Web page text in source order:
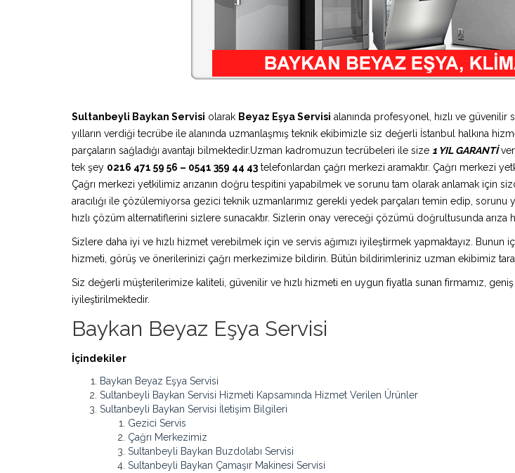
Sultanbeyli Baykan Servisi olarak Beyaz Eşya Servisi alanında profesyonel, hızlı ve
yılların verdiği tecrübe ile alanında uzmanlaşmış teknik ekibimizle siz değerli İstanbul halkına
parçaların sağladığı avantajı bilmektedir.Uzman kadromuzun tecrübeleri ile size 1 YIL GARANTİ
tek şey 0216 471 59 56 – 0541 359 44 43 telefonlardan çağrı merkezi aramaktır. Çağrı merkezi
Çağrı merkezi yetkilimiz arızanın doğru tespitini yapabilmek ve sorunu tam olarak anlamak için
aracılığı ile çözülemiyorsa gezici teknik uzmanlarımız gerekli yedek parçaları temin edip,
hızlı çözüm alternatiflerini sizlere sunacaktır. Sizlerin onay vereceği çözümü doğrultusunda arıza
Sizlere daha iyi ve hızlı hizmet verebilmek için ve servis ağımızı iyileştirmek yapmaktayız.
hizmeti, görüş ve önerilerinizi çağrı merkezimize bildirin. Bütün bildirimleriniz uzman ekibimiz
Siz değerli müşterilerimize kaliteli, güvenilir ve hızlı hizmeti en uygun fiyatla sunan firmamız,
iyileştirilmektedir.
Baykan Beyaz Eşya Servisi
İçindekiler
Baykan Beyaz Eşya Servisi
Sultanbeyli Baykan Servisi Hizmeti Kapsamında Hizmet Verilen Ürünler
Sultanbeyli Baykan Servisi İletişim Bilgileri
Gezici Servis
Çağrı Merkezimiz
Sultanbeyli Baykan Buzdolabı Servisi
Sultanbeyli Baykan Çamaşır Makinesi Servisi